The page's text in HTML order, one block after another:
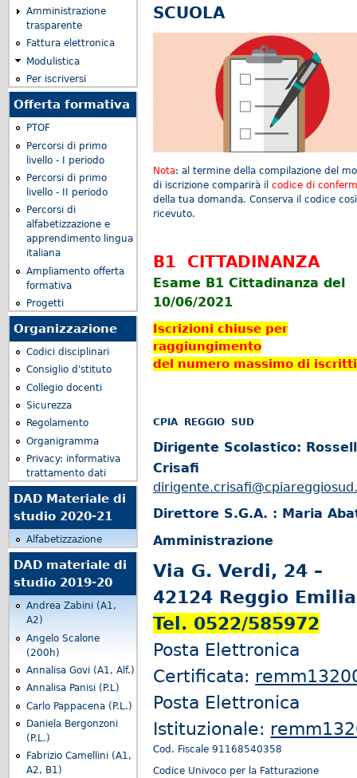
SCUOLA
Nota: al termine della compilazione del
di iscrizione comparirà ilcodice di
della tua domanda. Conserva il codice così
ricevuto.
B1 CITTADINANZA
Esame B1 Cittadinanza del
10/06/2021
Iscrizioni chiuse per
raggiungimento
del numero massimo di iscritti
CPIA REGGIO SUD
Dirigente Scolastico:
Crisafi
Direttore S.G.A. : Maria
Amministrazione
Via G. Verdi, 24 –
42124 Reggio
Tel. 0522/585972
Posta Elettronica
Certificata:
Posta Elettronica
Istituzionale:
Cod. Fiscale 91168540358
Codice Univoco per la Fatturazione
Amministrazione
trasparente
Fattura elettronica
Modulistica
Per iscriversi
Offerta formativa
PTOF
Percorsi di primo
livello - I periodo
Percorsi di primo
livello - II periodo
Percorsi di
alfabetizzazione e
apprendimento lingua
italiana
Ampliamento offerta
formativa
Progetti
Organizzazione
Codici disciplinari
Consiglio d'stituto
Collegio docenti
Sicurezza
Regolamento
Organigramma
Privacy: informativa
trattamento dati
DAD Materiale di
studio 2020-21
Alfabetizzazione
DAD materiale di
studio 2019-20
Andrea Zabini (A1,
A2)
Angelo Scalone
(200h)
Annalisa Govi (A1, Alf.)
Annalisa Panisi (P.L)
Carlo Pappacena (P.L.)
Daniela Bergonzoni
(P.L.)
Fabrizio Camellini (A1,
A2, B1)